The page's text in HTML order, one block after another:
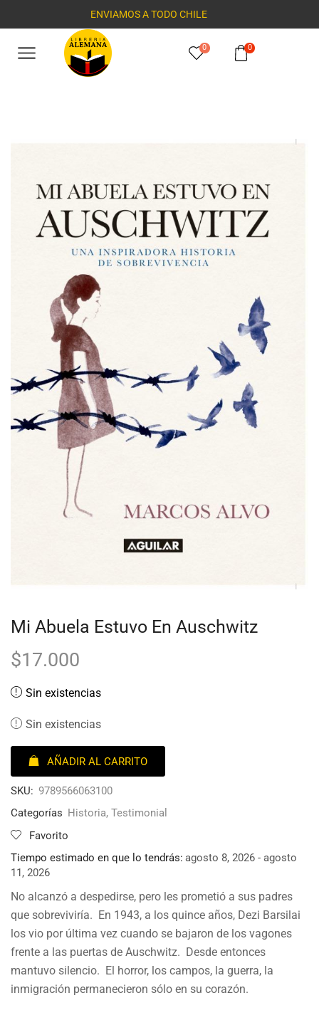
ENVIAMOS A TODO CHILE
0 0
Mi Abuela Estuvo En Auschwitz
$17.000
Sin existencias
Sin existencias
AÑADIR AL CARRITO
SKU: 9789566063100
Categorías Historia, Testimonial
Favorito
Tiempo estimado en que lo tendrás: agosto 8, 2026 - agosto
11, 2026
No alcanzó a despedirse, pero les prometió a sus padres
que sobreviviría. En 1943, a los quince años, Dezi Barsilai
los vio por última vez cuando se bajaron de los vagones
frente a las puertas de Auschwitz. Desde entonces
mantuvo silencio. El horror, los campos, la guerra, la
inmigración permanecieron sólo en su corazón.